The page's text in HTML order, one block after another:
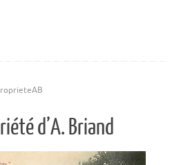
d’A. Briand